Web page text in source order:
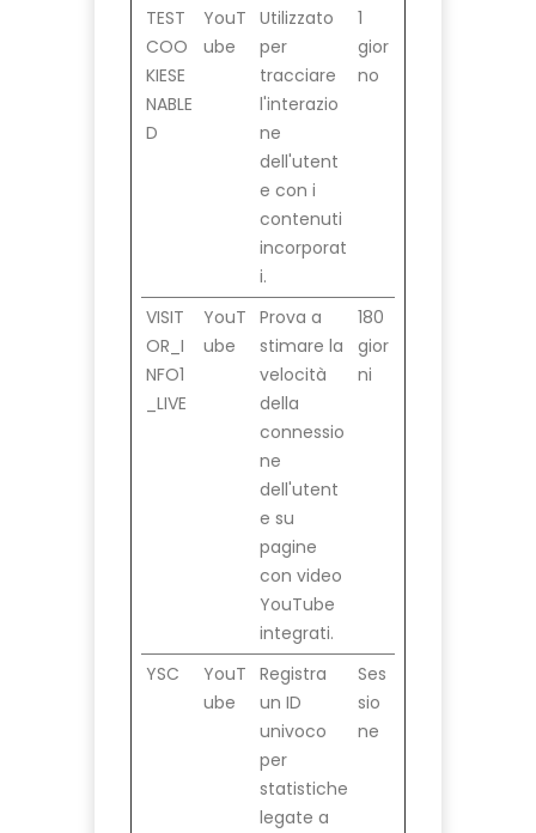
TEST
COO
KIESE
NABLE
D
YouT
ube
Utilizzato
per
tracciare
l'interazio
ne
dell'utent
e con i
contenuti
incorporat
i.
1
gior
no
VISIT
OR_I
NFO1
_LIVE
YouT
ube
Prova a
stimare la
velocità
della
connessio
ne
dell'utent
e su
pagine
con video
YouTube
integrati.
180
gior
ni
YSC
YouT
ube
Registra
un ID
univoco
per
statistiche
legate a
Ses
sio
ne